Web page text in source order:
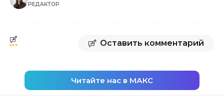
РЕДАКТОР
Оставить комментарий
Читайте нас в МАКС